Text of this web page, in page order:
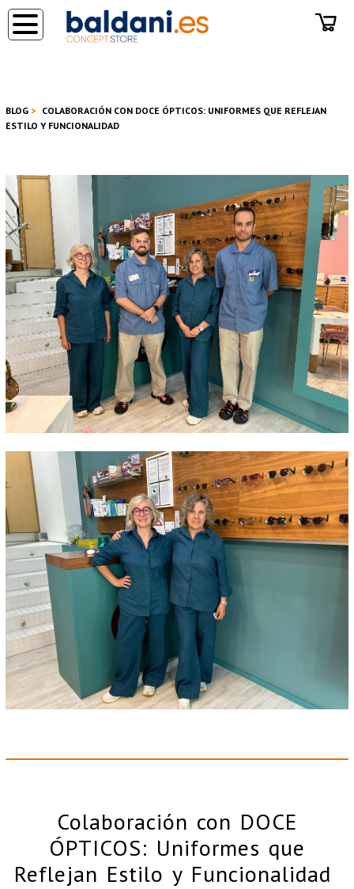
BLOG
COLABORACIÓN CON DOCE ÓPTICOS: UNIFORMES QUE REFLEJAN
ESTILO Y FUNCIONALIDAD
Colaboración con DOCE
ÓPTICOS: Uniformes que
Reflejan Estilo y Funcionalidad